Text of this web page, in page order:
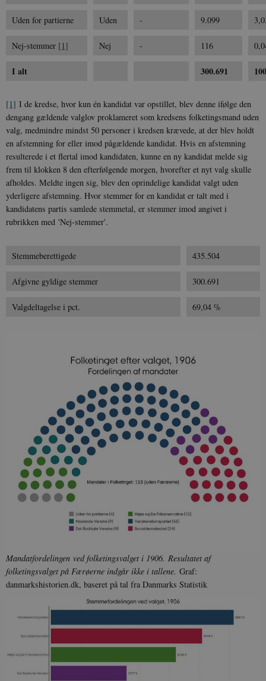
Uden for partierne Uden - 9.099
Nej-stemmer [1] Nej - 116
I alt 300.691
[1] I de kredse, hvor kun én kandidat var opstillet, blev denne ifølge den
dengang gældende valglov proklameret som kredsens folketingsmand uden
valg, medmindre mindst 50 personer i kredsen krævede, at der blev holdt
en afstemning for eller imod pågældende kandidat. Hvis en afstemning
resulterede i et flertal imod kandidaten, kunne en ny kandidat melde sig
frem til klokken 8 den efterfølgende morgen, hvorefter et nyt valg skulle
afholdes. Meldte ingen sig, blev den oprindelige kandidat valgt uden
yderligere afstemning. Hvor stemmer for en kandidat er talt med i
kandidatens partis samlede stemmetal, er stemmer imod angivet i
rubrikken med 'Nej-stemmer'.
Stemmeberettigede 435.504
Afgivne gyldige stemmer 300.691
Valgdeltagelse i pct. 69,04 %
Mandatfordelingen ved folketingsvalget i 1906. Resultatet af
folketingsvalget på Færøerne indgår ikke i tallene. Graf:
danmarkshistorien.dk, baseret på tal fra Danmarks Statistik